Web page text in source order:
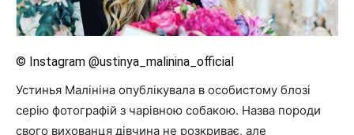
© Instagram @ustinya_malinina_official
Устинья Малініна опублікувала в особистому блозі
серію фотографій з чарівною собакою. Назва породи
свого вихованця дівчина не розкриває, але